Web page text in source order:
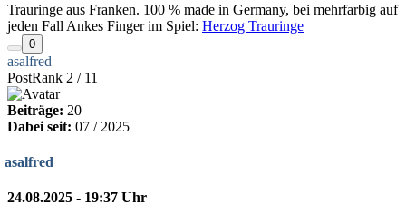
Trauringe aus Franken. 100 % made in Germany, bei mehrfarbig auf
jeden Fall Ankes Finger im Spiel: Herzog Trauringe
0
asalfred
PostRank 2 / 11
Beiträge: 20
Dabei seit: 07 / 2025
asalfred
24.08.2025 - 19:37 Uhr